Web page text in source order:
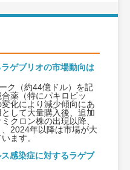
ゲブリオの市場動向は
ク（約44億ドル）を記
薬（特にパキロビッ
化により減少傾向にあ
して大量購入後、追加
クロン株の出現以降、
2024年以降は市場が大
ます。
感染症に対するラゲブ